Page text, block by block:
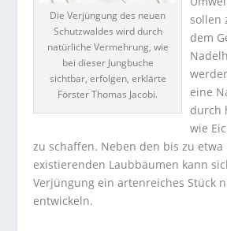
Die Verjüngung des neuen
Schutzwaldes wird durch
natürliche Vermehrung, wie
bei dieser Jungbuche
sichtbar, erfolgen, erklärte
Förster Thomas Jacobi.
sollen
dem
eine
durch
wie
zu schaffen. Neben den bis zu etwa
existierenden Laubbäumen kann
Verjüngung ein artenreiches Stück
entwickeln.